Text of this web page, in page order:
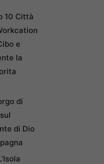
10 Città
e
la
di
di Dio